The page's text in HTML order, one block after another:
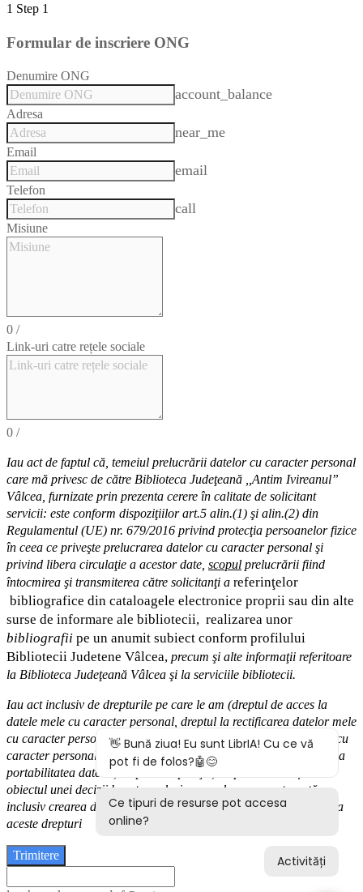
1 Step 1
Formular de inscriere ONG
Denumire ONG
account_balance
Adresa
near_me
Email
email
Telefon
call
Misiune
0 /
Link-uri catre rețele sociale
0 /
Iau act de faptul că, temeiul prelucrării datelor cu caracter personal
care mă privesc de către Biblioteca Judeţeană ,,Antim Ivireanul”
Vâlcea, furnizate prin prezenta cerere în calitate de solicitant
servicii: este conform dispoziţiilor art.5 alin.(1) şi alin.(2) din
Regulamentul (UE) nr. 679/2016 privind protecţia persoanelor fizice
în ceea ce priveşte prelucrarea datelor cu caracter personal şi
privind libera circulaţie a acestor date, scopul prelucrării fiind
întocmirea şi transmiterea către solicitanţi a referinţelor
bibliografice din cataloagele electronice proprii sau din alte
surse de informare ale bibliotecii, realizarea unor
bibliografii pe un anumit subiect conform profilului
Bibliotecii Judetene Vâlcea, precum şi alte informaţii referitoare
la Biblioteca Judeţeană Vâlcea şi la serviciile bibliotecii.
Iau act inclusiv de drepturile pe care le am (dreptul de acces la
datele mele cu caracter personal, dreptul la rectificarea datelor mele
cu caracter personal inexacte, dreptul la ştergere adatelor mele cu
caracter personal, dreptul la restricţionarea prelucrării
reptul la
portabilitatea datelor
obiectul unei decizii bazate exclusiv pe prelucrarea autom
ată,
inclusiv crearea de profiluri) şi modalităţile în care-mi pot exercita
aceste drepturi
Trimitere